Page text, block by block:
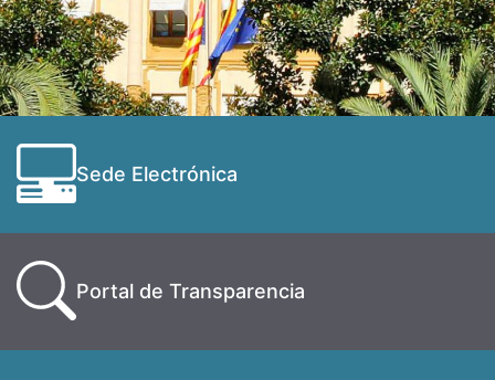
Sede Electrónica
Portal de Transparencia